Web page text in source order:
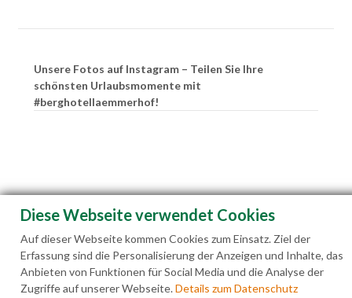
Unsere Fotos auf Instagram – Teilen Sie Ihre
schönsten Urlaubsmomente mit
#berghotellaemmerhof!
Diese Webseite verwendet Cookies
Auf dieser Webseite kommen Cookies zum Einsatz. Ziel der
Erfassung sind die Personalisierung der Anzeigen und Inhalte, das
Anbieten von Funktionen für Social Media und die Analyse der
Zugriffe auf unserer Webseite.Details zum Datenschutz